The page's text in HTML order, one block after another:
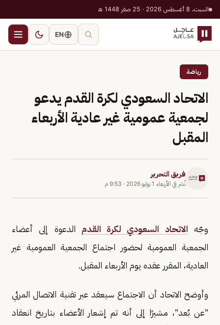
السبت، 8 أغسطس 2026 · 25 صفر 1448 هـ
EN
رياضة
الاتحاد السعودي لكرة القدم يدعو
لجمعية عمومية غير عادية الأربعاء
المقبل
فريق التحرير
نُشر في الأربعاء 1 يوليو 2026 · 9:53 م
وجّه الاتحاد السعودي لكرة القدم الدعوة إلى أعضاء
الجمعية العمومية لحضور اجتماع الجمعية العمومية غير
العادية، المقرر عقده يوم الأربعاء المقبل.
وأوضح الاتحاد أن الاجتماع سيعقد عبر تقنية الاتصال المرئي
"عن بُعد"، مشيرًا إلى أنه تم إشعار الأعضاء بتاريخ انعقاد